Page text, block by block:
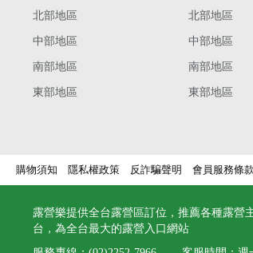
北部地區
中部地區
南部地區
東部地區
北部地區
中部地區
南部地區
東部地區
購物須知 隱私權政策 反詐騙聲明 會員服務條款
露營樂提供全台露營區訂位，推薦各種露營
台，為全台最大的露營入口網站